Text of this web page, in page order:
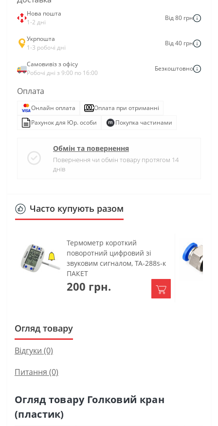
Нова пошта
1-2 дні
Від 80 грн
Укрпошта
1-3 робочі дні
Від 40 грн
Самовивіз з офісу
Робочі дні з 9:00 по 16:00
Безкоштовно
Оплата
Онлайн оплата
Оплата при отриманні
Рахунок для Юр. особи
Покупка частинами
Обмін та повернення
Повернення чи обмін товару протягом 14
днів
Часто купують разом
Термометр короткий
поворотний цифровий зі
звуковим сигналом, ТА-288s-к
ПАКЕТ
200 грн.
Огляд товару
Відгуки (0)
Питання (0)
Огляд товару Голковий кран
(пластик)